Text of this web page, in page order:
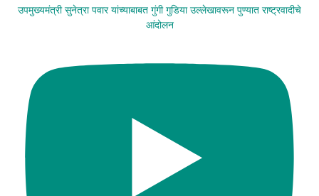
उपमुख्यमंत्री सुनेत्रा पवार यांच्याबाबत गुंगी गुडिया उल्लेखावरून पुण्यात राष्ट्रवादीचे
आंदोलन